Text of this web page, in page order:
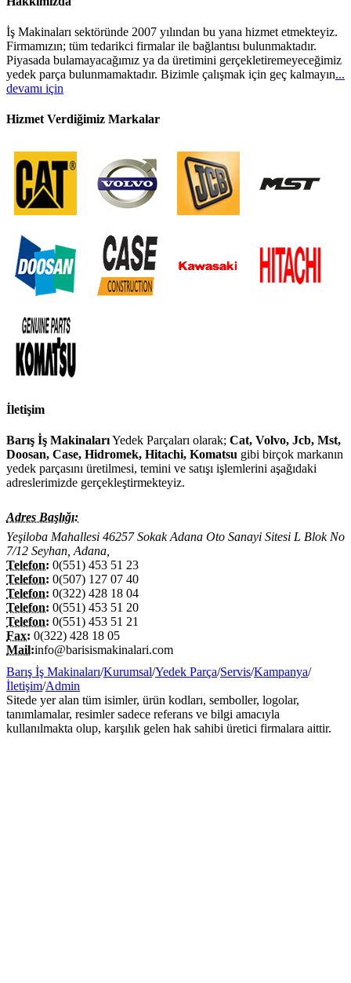
İş Makinaları sektöründe 2007 yılından bu yana hizmet etmekteyiz.
Firmamızın; tüm tedarikci firmalar ile bağlantısı bulunmaktadır.
Piyasada bulamayacağımız ya da üretimini gerçekletiremeyeceğimiz
yedek parça bulunmamaktadır. Bizimle çalışmak için geç kalmayın...
devamı için
Hizmet Verdiğimiz Markalar
İletişim
Barış İş MakinalarıYedek Parçaları olarak; Cat, Volvo, Jcb, Mst,
Doosan, Case, Hidromek, Hitachi, Komatsu gibi birçok markanın
yedek parçasını üretilmesi, temini ve satışı işlemlerini aşağıdaki
adreslerimizde gerçekleştirmekteyiz.
Adres Başlığı:
Yeşiloba Mahallesi 46257 Sokak Adana Oto Sanayi Sitesi L Blok No
7/12 Seyhan, Adana,
Telefon: 0(551) 453 51 23
Telefon: 0(507) 127 07 40
Telefon: 0(322) 428 18 04
Telefon: 0(551) 453 51 20
Telefon: 0(551) 453 51 21
Fax: 0(322) 428 18 05
Mail:info@barisismakinalari.com
Barış İş Makinaları/Kurumsal/Yedek Parça/Servis/Kampanya/
İletişim/Admin
Sitede yer alan tüm isimler, ürün kodları, semboller, logolar,
tanımlamalar, resimler sadece referans ve bilgi amacıyla
kullanılmakta olup, karşılık gelen hak sahibi üretici firmalara aittir.